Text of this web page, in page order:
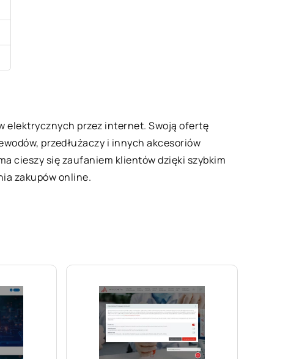
elektrycznych przez internet. Swoją ofertę
przedłużaczy i innych akcesoriów
cieszy się zaufaniem klientów dzięki szybkim
zakupów online.